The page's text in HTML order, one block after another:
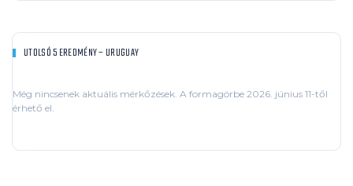
UTOLSÓ 5 EREDMÉNY – URUGUAY
Még nincsenek aktuális mérkőzések. A formagörbe 2026. június 11-től
érhető el.